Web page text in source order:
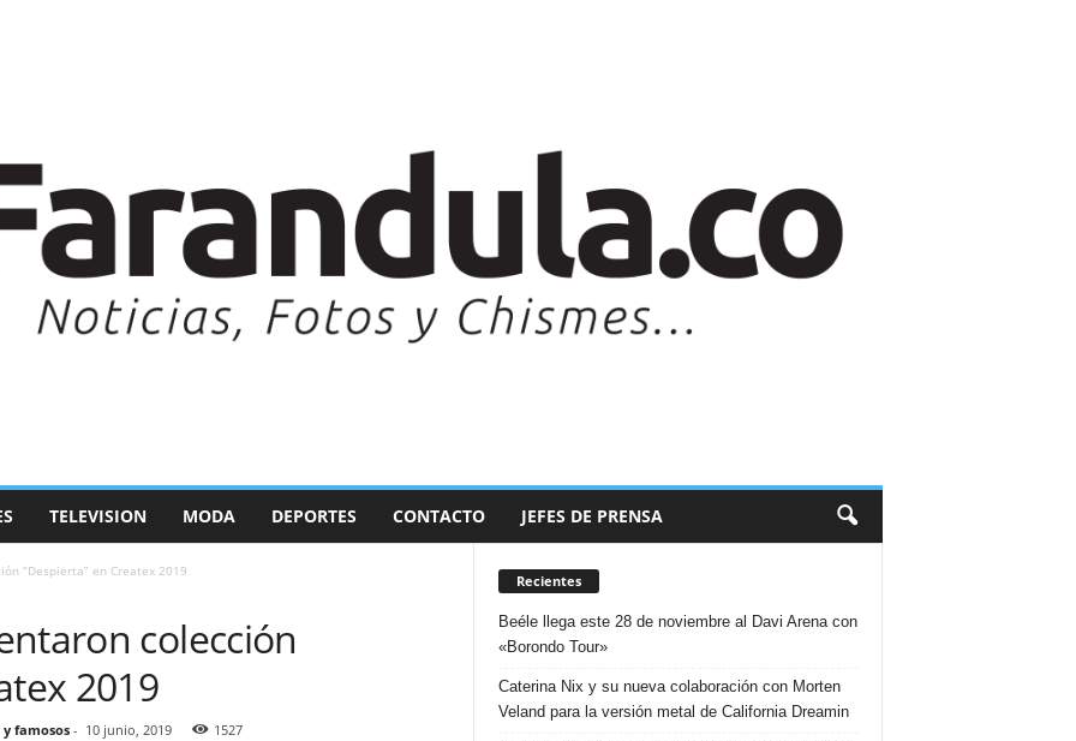
TELEVISION MODA DEPORTES CONTACTO JEFES DE PRENSA
“Despierta” en Createx 2019
colección
2019
famosos- 10 junio, 2019 1527
Recientes
Beéle llega este 28 de noviembre al Davi Arena con
«Borondo Tour»
Caterina Nix y su nueva colaboración con Morten
Veland para la versión metal de California Dreamin